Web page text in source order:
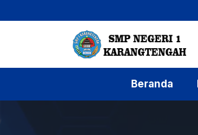
ke
Beranda